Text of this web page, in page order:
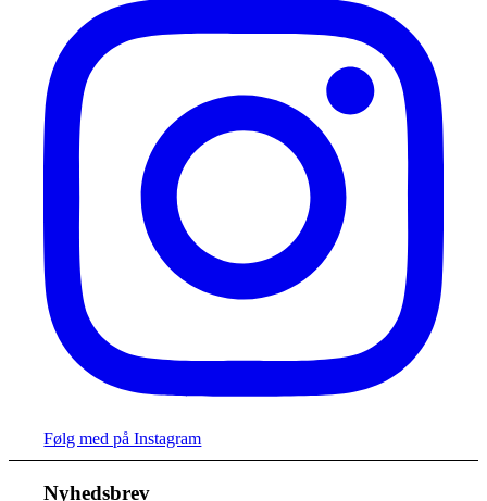
Følg med på Instagram
Nyhedsbrev